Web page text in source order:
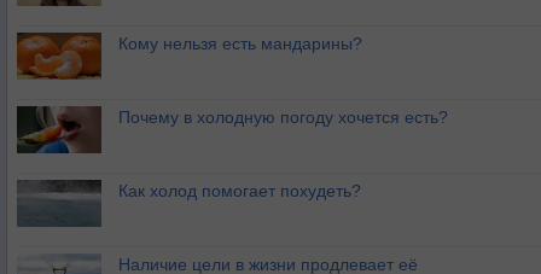
Кому нельзя есть мандарины?
Почему в холодную погоду хочется есть?
Как холод помогает похудеть?
Наличие цели в жизни продлевает её